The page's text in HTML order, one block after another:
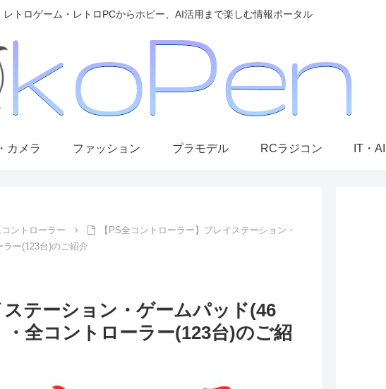
レトロゲーム・レトロPCからホビー、AI活用まで楽しむ情報ポータル
カメラ ファッション プラモデル RCラジコン IT・AI
ントローラー
【PS全コントローラー】プレイステーション・
ー(123台)のご紹介
テーション・ゲームパッド(46
全コントローラー(123台)のご紹